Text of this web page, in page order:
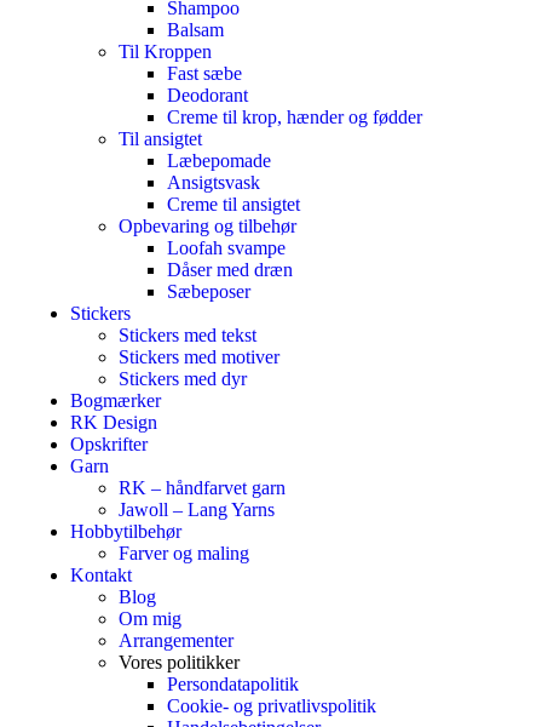
Shampoo
Balsam
Til Kroppen
Fast sæbe
Deodorant
Creme til krop, hænder og fødder
Til ansigtet
Læbepomade
Ansigtsvask
Creme til ansigtet
Opbevaring og tilbehør
Loofah svampe
Dåser med dræn
Sæbeposer
Stickers
Stickers med tekst
Stickers med motiver
Stickers med dyr
Bogmærker
RK Design
Opskrifter
Garn
RK – håndfarvet garn
Jawoll – Lang Yarns
Hobbytilbehør
Farver og maling
Kontakt
Blog
Om mig
Arrangementer
Vores politikker
Persondatapolitik
Cookie- og privatlivspolitik